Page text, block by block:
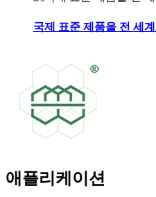
국제 표준 제품을 전 세
애플리케이션